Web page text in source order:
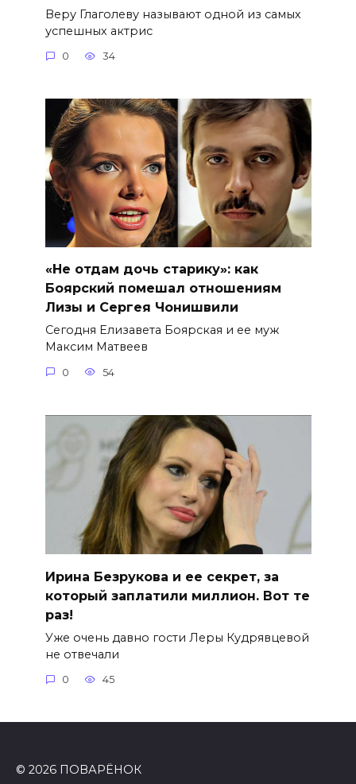
Веру Глаголеву называют одной из самых
успешных актрис
0 34
«Не отдам дочь старику»: как
Боярский помешал отношениям
Лизы и Сергея Чонишвили
Сегодня Елизавета Боярская и ее муж
Максим Матвеев
0 54
Ирина Безрукова и ее секрет, за
который заплатили миллион. Вот те
раз!
Уже очень давно гости Леры Кудрявцевой
не отвечали
0 45
© 2026 ПОВАРЁНОК